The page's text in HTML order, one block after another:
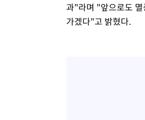
과"라며 "앞으로도 멸
가겠다"고 밝혔다.